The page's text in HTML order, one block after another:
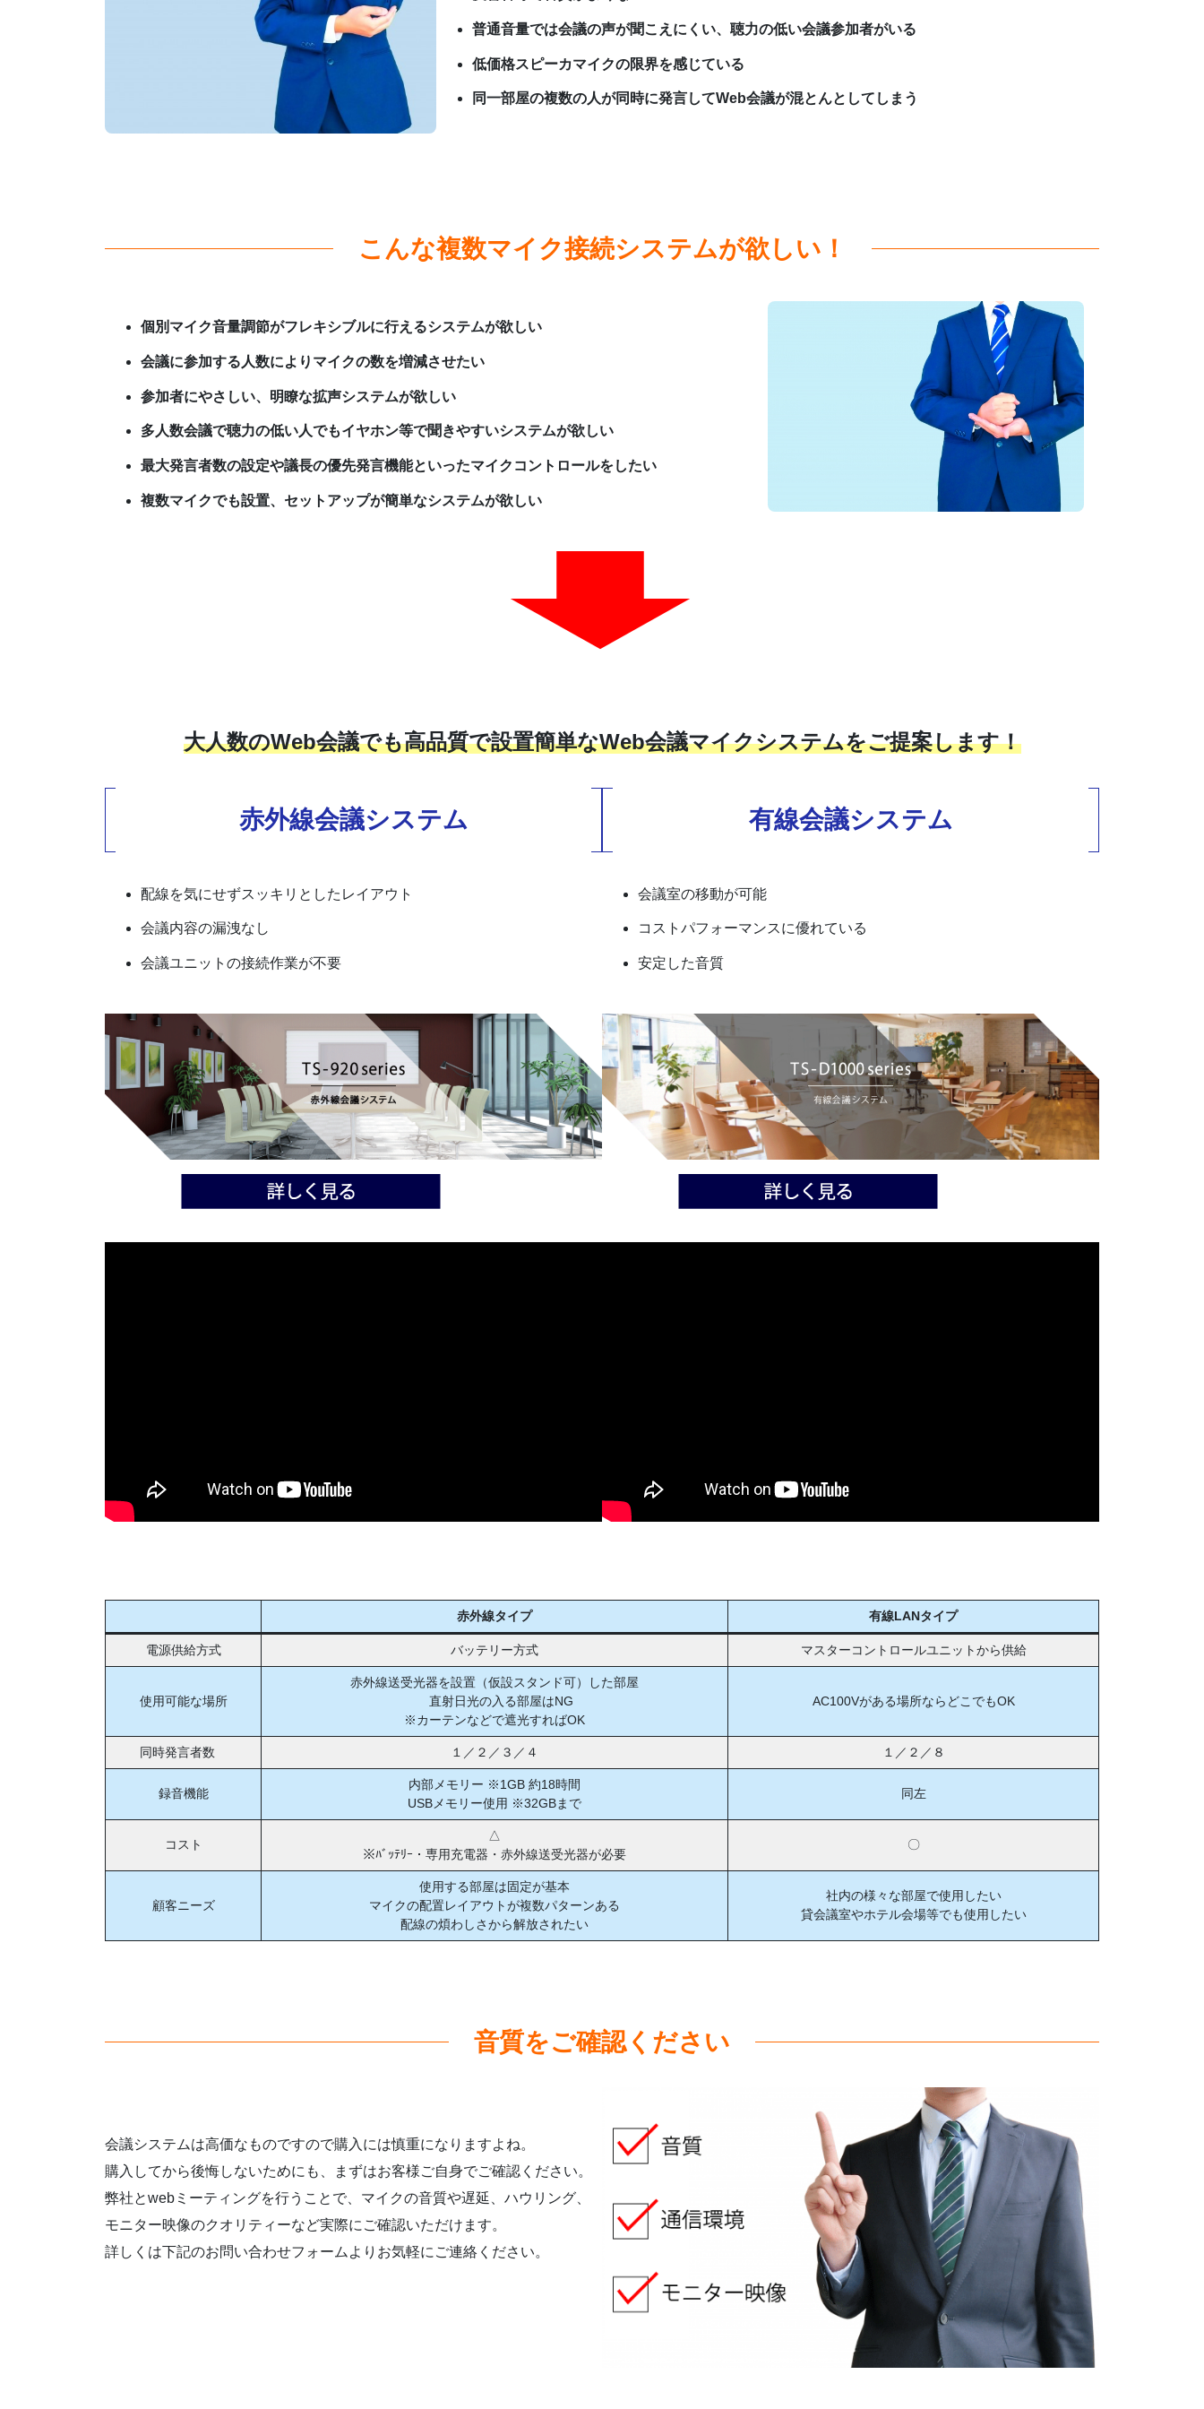
普通音量では会議の声が聞こえにくい、聴力の低い会議参加者がいる
低価格スピーカマイクの限界を感じている
同一部屋の複数の人が同時に発言してWeb会議が混とんとしてしまう
こんな複数マイク接続システムが欲しい！
個別マイク音量調節がフレキシブルに行えるシステムが欲しい
会議に参加する人数によりマイクの数を増減させたい
参加者にやさしい、明瞭な拡声システムが欲しい
多人数会議で聴力の低い人でもイヤホン等で聞きやすいシステムが欲しい
最大発言者数の設定や議長の優先発言機能といったマイクコントロールをしたい
複数マイクでも設置、セットアップが簡単なシステムが欲しい
大人数のWeb会議でも高品質で設置簡単なWeb会議マイクシステムをご提案します！
赤外線会議システム
配線を気にせずスッキリとしたレイアウト
会議内容の漏洩なし
会議ユニットの接続作業が不要
有線会議システム
会議室の移動が可能
コストパフォーマンスに優れている
安定した音質
赤外線タイプ 有線LANタイプ
電源供給方式 バッテリー方式 マスターコントロールユニットから供給
使用可能な場所
赤外線送受光器を設置（仮設スタンド可）した部屋
直射日光の入る部屋はNG
※カーテンなどで遮光すればOK
AC100Vがある場所ならどこでもOK
同時発言者数 １／２／３／４ １／２／８
録音機能
内部メモリー ※1GB 約18時間
USBメモリー使用 ※32GBまで
同左
コスト
△
※ﾊﾞｯﾃﾘｰ・専用充電器・赤外線送受光器が必要
〇
顧客ニーズ
使用する部屋は固定が基本
マイクの配置レイアウトが複数パターンある
配線の煩わしさから解放されたい
社内の様々な部屋で使用したい
貸会議室やホテル会場等でも使用したい
音質をご確認ください
会議システムは高価なものですので購入には慎重になりますよね。
購入してから後悔しないためにも、まずはお客様ご自身でご確認ください。
弊社とwebミーティングを行うことで、マイクの音質や遅延、ハウリング、
モニター映像のクオリティーなど実際にご確認いただけます。
詳しくは下記のお問い合わせフォームよりお気軽にご連絡ください。